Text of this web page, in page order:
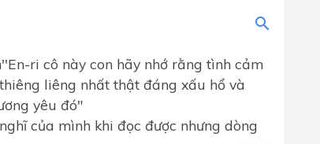
ri cô này con hãy nhớ rằng tình cảm
liêng nhất thật đáng xấu hổ và
yêu đó"
của mình khi đọc được nhưng dòng